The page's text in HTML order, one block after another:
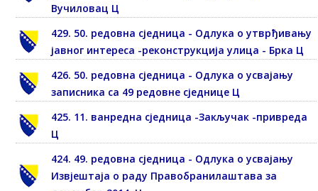
Вучиловац Ц
429. 50. редовна сједница - Одлука о утврђивању
јавног интереса -реконструкција улица - Брка Ц
426. 50. редовна сједница - Одлука о усвајању
записника са 49 редовне сједнице Ц
425. 11. ванредна сједница -Закључак -привреда
Ц
424. 49. редовна сједница - Одлука о усвајању
Извјештаја о раду Правобранилаштава за